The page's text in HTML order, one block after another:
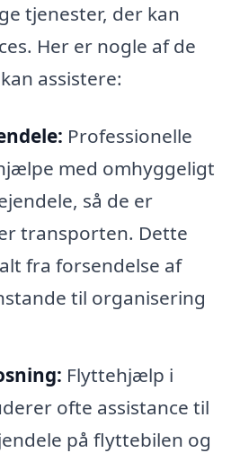
tjenester, der kan
Her er nogle af de
assistere:
Professionelle
med omhyggeligt
så de er
transporten. Dette
fra forsendelse af
til organisering
Flyttehjælp i
ofte assistance til
på flyttebilen og